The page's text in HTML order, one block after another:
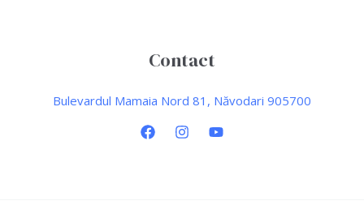
Contact
Bulevardul Mamaia Nord 81, Năvodari 905700